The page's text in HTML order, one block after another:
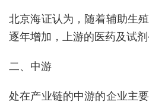
北京海证认为，随着辅助生
逐年增加，上游的医药及试剂
二、中游
处在产业链的中游的企业主